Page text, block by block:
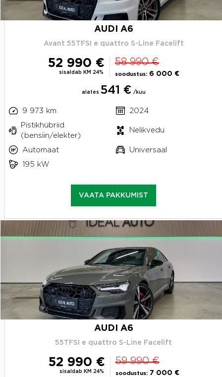
AUDI A6
Avant 55TFSI e quattro S-Line Facelift
52 990 €
sisaldab KM 24%
58 990 €
soodustus: 6 000 €
alates 541 € /kuu
9 973 km
2024
Pistikhübriid
(bensiin/elekter)
Nelikvedu
Automaat
Universaal
195 kW
VAATA PAKKUMIST
AUDI A6
55TFSI e quattro S-Line Facelift
52 990 €
sisaldab KM 24%
59 990 €
soodustus: 7 000 €